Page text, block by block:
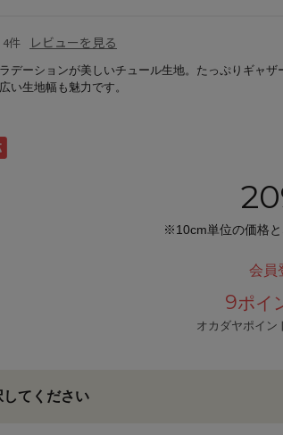
4件 レビューを見る
デーションが美しいチュール生地。たっぷりギャザ
い生地幅も魅力です。
※10cm単位の価格と
会員
9ポイ
オカダヤポイン
してください